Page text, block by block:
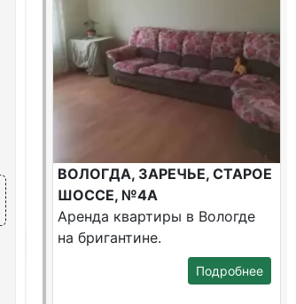
ВОЛОГДА, ЗАРЕЧЬЕ, СТАРОЕ
ШОССЕ, №4А
Аренда квартиры в Вологде
на бригантине.
Подробнее